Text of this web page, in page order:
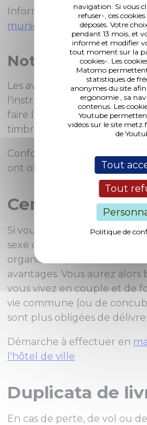
navigation. Si vous
refuser-, ces
déposés. Votre
pendant 13 mois, et
informé et modifier
tout moment sur la
cookies-. Les
Matomo
statistiques de
anonymes du site
ergonomie , sa
contenus. Les
Youtube
vidéos sur le site
de
Tout
Tout
Politique de
Informations et tarifs sur le
municipales
Notaires et
Les avocats doivent se
l'instruction générale
faire leur demande par
timbrée pour le retour.
Conformément au décret du
ont obligation de faire leur
Certificat de
Si vous vivez en union libre
sexe différent ou de même
organismes peuvent vous
avantages. Vous aurez
vous vivez en couple et de
vie commune (ou de
sont plus obligées de
Démarche à effectuer en
l'hôtel de ville
Duplicata de
En cas de perte, de vol ou